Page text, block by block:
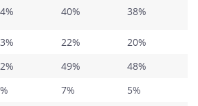
40% 38%
22%
20%
49%
48%
7%
5%